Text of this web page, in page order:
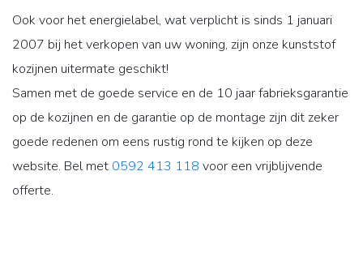
Ook voor het energielabel, wat verplicht is sinds 1 januari
2007 bij het verkopen van uw woning, zijn onze kunststof
kozijnen uitermate geschikt!
Samen met de goede service en de 10 jaar fabrieksgarantie
op de kozijnen en de garantie op de montage zijn dit zeker
goede redenen om eens rustig rond te kijken op deze
website. Bel met 0592 413 118 voor een vrijblijvende
offerte.